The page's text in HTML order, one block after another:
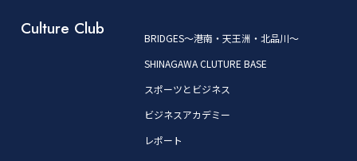
Culture Club
BRIDGES～港南・天王洲・北品川～
SHINAGAWA CLUTURE BASE
スポーツとビジネス
ビジネスアカデミー
レポート